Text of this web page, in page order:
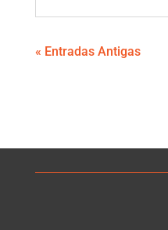
« Entradas Antigas